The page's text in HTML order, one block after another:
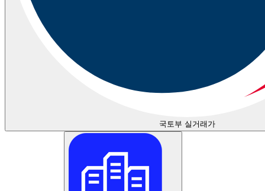
국토부 실거래가